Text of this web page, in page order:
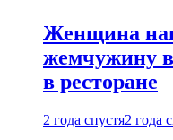
Женщина
жемчужину
в ресторане
2 года спустя2 года